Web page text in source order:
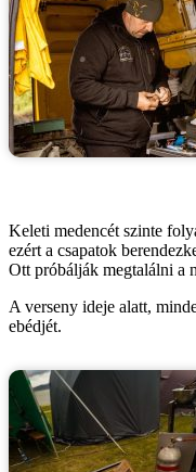
Keleti medencét szinte
ezért a csapatok
Ott próbálják megtalálni a
A verseny ideje alatt,
ebédjét.